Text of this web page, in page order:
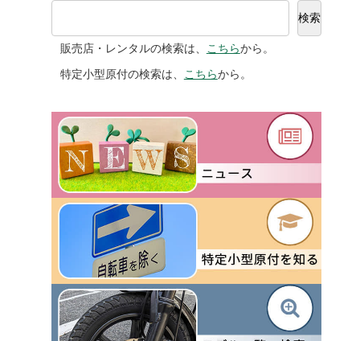
検索
販売店・レンタルの検索は、 こちらから。
特定小型原付の検索は、
こちらから。